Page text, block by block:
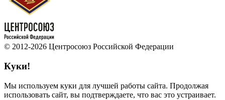
© 2012-2026 Центросоюз Российской Федерации
Куки!
Мы используем куки для лучшей работы сайта. Продолжая
использовать сайт, вы подтверждаете, что вас это устраивает.